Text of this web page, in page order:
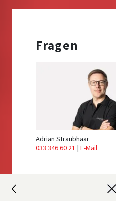
Fragen
Adrian Straubhaar
033 346 60 21 | E-Mail